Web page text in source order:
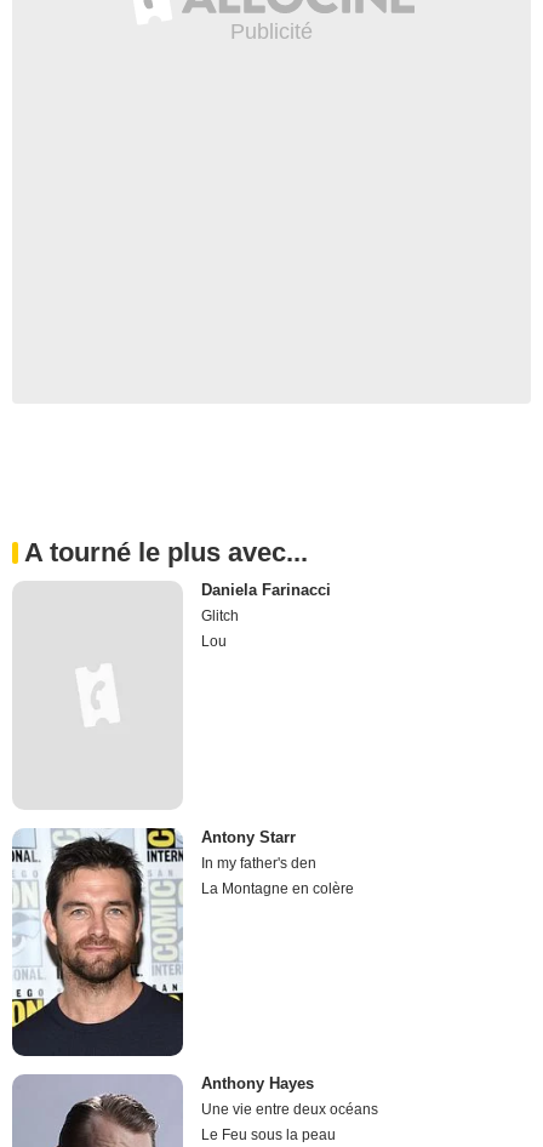
A tourné le plus avec...
Daniela Farinacci
Glitch
Lou
Antony Starr
In my father's den
La Montagne en colère
Anthony Hayes
Une vie entre deux océans
Le Feu sous la peau